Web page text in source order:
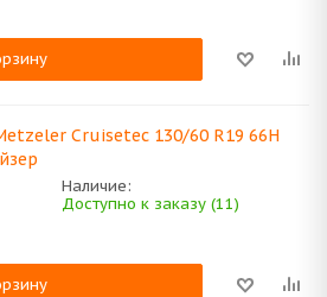
Cruisetec 130/60 R19 66H
Наличие:
Доступно к заказу (11)